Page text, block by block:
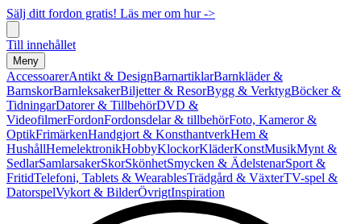
Sälj ditt fordon gratis! Läs mer om hur ->
Till innehållet
Meny
AccessoarerAntikt & DesignBarnartiklarBarnkläder &
BarnskorBarnleksakerBiljetter & ResorBygg & VerktygBöcker &
TidningarDatorer & TillbehörDVD &
VideofilmerFordonFordonsdelar & tillbehörFoto, Kameror &
OptikFrimärkenHandgjort & KonsthantverkHem &
HushållHemelektronikHobbyKlockorKläderKonstMusikMynt &
SedlarSamlarsakerSkorSkönhetSmycken & ÄdelstenarSport &
FritidTelefoni, Tablets & WearablesTrädgård & VäxterTV-spel &
DatorspelVykort & BilderÖvrigtInspiration